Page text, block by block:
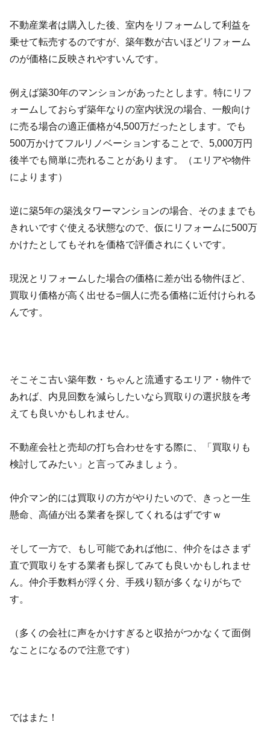
不動産業者は購入した後、室内をリフォームして利益を
乗せて転売するのですが、築年数が古いほどリフォーム
のが価格に反映されやすいんです。
例えば築30年のマンションがあったとします。特にリフ
ォームしておらず築年なりの室内状況の場合、一般向け
に売る場合の適正価格が4,500万だったとします。でも
500万かけてフルリノベーションすることで、5,000万円
後半でも簡単に売れることがあります。（エリアや物件
によります）
逆に築5年の築浅タワーマンションの場合、そのままでも
きれいですぐ使える状態なので、仮にリフォームに500万
かけたとしてもそれを価格で評価されにくいです。
現況とリフォームした場合の価格に差が出る物件ほど、
買取り価格が高く出せる=個人に売る価格に近付けられる
んです。
そこそこ古い築年数・ちゃんと流通するエリア・物件で
あれば、内見回数を減らしたいなら買取りの選択肢を考
えても良いかもしれません。
不動産会社と売却の打ち合わせをする際に、「買取りも
検討してみたい」と言ってみましょう。
仲介マン的には買取りの方がやりたいので、きっと一生
懸命、高値が出る業者を探してくれるはずですｗ
そして一方で、もし可能であれば他に、仲介をはさまず
直で買取りをする業者も探してみても良いかもしれませ
ん。仲介手数料が浮く分、手残り額が多くなりがちで
す。
（多くの会社に声をかけすぎると収拾がつかなくて面倒
なことになるので注意です）
ではまた！